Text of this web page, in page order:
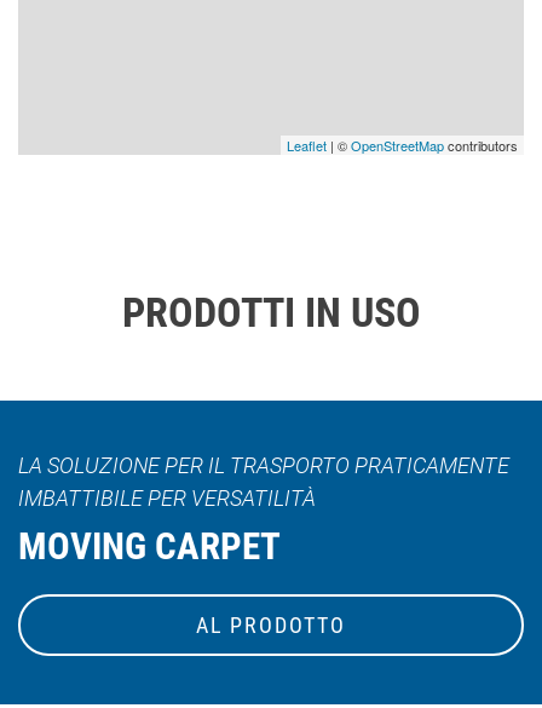
Leaflet | ©OpenStreetMapcontributors
PRODOTTI IN USO
LA SOLUZIONE PER IL TRASPORTO PRATICAMENTE
IMBATTIBILE PER VERSATILITÀ
MOVING CARPET
AL PRODOTTO